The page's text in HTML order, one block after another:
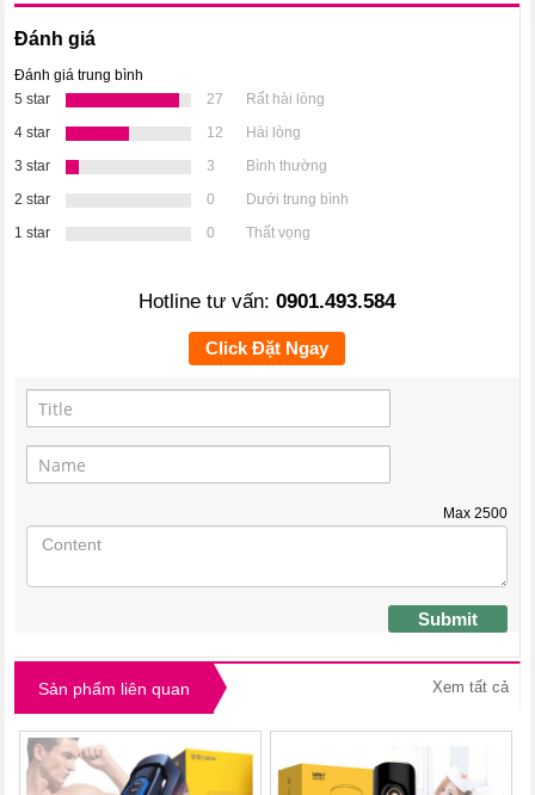
Đánh giá
Đánh giá trung bình
5 star
27
Rất hài lòng
4 star
12
Hài lòng
3 star
3
Bình thường
2 star
0
Dưới trung bình
1 star
0 Thất vọng
Hotline tư vấn: 0901.493.584
Click Đặt Ngay
Max 2500
Submit
Sản phẩm liên quan Xem tất cả